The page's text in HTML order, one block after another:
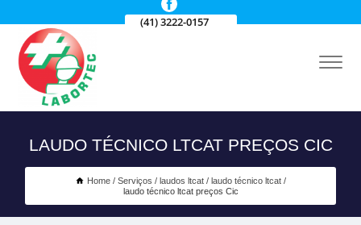
(41) 3222-0157
LAUDO TÉCNICO LTCAT PREÇOS CIC
Home Serviços laudos ltcat
laudo técnico ltcat
laudo técnico ltcat preços Cic